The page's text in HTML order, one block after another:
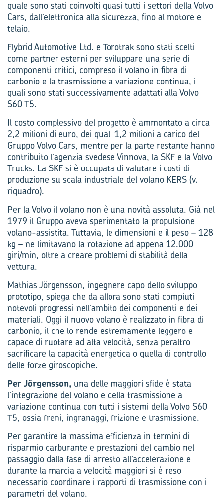
quale sono stati coinvolti quasi tutti i settori della Volvo
Cars, dall’elettronica alla sicurezza, fino al motore e
telaio.
Flybrid Automotive Ltd. e Torotrak sono stati scelti
come partner esterni per sviluppare una serie di
componenti critici, compreso il volano in fibra di
carbonio e la trasmissione a variazione continua, i
quali sono stati successivamente adattati alla Volvo
S60 T5.
Il costo complessivo del progetto è ammontato a circa
2,2 milioni di euro, dei quali 1,2 milioni a carico del
Gruppo Volvo Cars, mentre per la parte restante hanno
contribuito l’agenzia svedese Vinnova, la SKF e la Volvo
Trucks. La SKF si è occupata di valutare i costi di
produzione su scala industriale del volano KERS (v.
riquadro).
Per la Volvo il volano non è una novità assoluta. Già nel
1979 il Gruppo aveva sperimentato la propulsione
volano-assistita. Tuttavia, le dimensioni e il peso – 128
kg – ne limitavano la rotazione ad appena 12.000
giri/min, oltre a creare problemi di stabilità della
vettura.
Mathias Jörgensson, ingegnere capo dello sviluppo
prototipo, spiega che da allora sono stati compiuti
notevoli progressi nell’ambito dei componenti e dei
materiali. Oggi il nuovo volano è realizzato in fibra di
carbonio, il che lo rende estremamente leggero e
capace di ruotare ad alta velocità, senza peraltro
sacrificare la capacità energetica o quella di controllo
delle forze giroscopiche.
Per Jörgensson, una delle maggiori sfide è stata
l’integrazione del volano e della trasmissione a
variazione continua con tutti i sistemi della Volvo S60
T5, ossia freni, ingranaggi, frizione e trasmissione.
Per garantire la massima efficienza in termini di
risparmio carburante e prestazioni del cambio nel
passaggio dalla fase di arresto all’accelerazione e
durante la marcia a velocità maggiori si è reso
necessario coordinare i rapporti di trasmissione con i
parametri del volano.